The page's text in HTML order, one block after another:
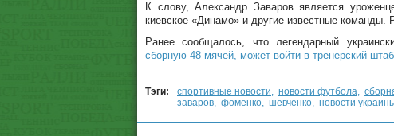
К слову, Александр Заваров является
киевское «Динамо» и другие известные команды.
Ранее сообщалось, что легендарный
сборную 48 мячей, может войти в тренерский
Тэги: спортивные новости, новости футбола,
заваров, фоменко, шевченко, новости